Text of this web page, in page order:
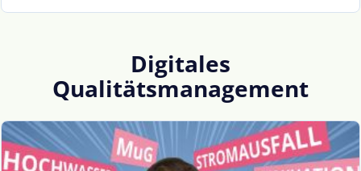
Digitales
Qualitätsmanagement